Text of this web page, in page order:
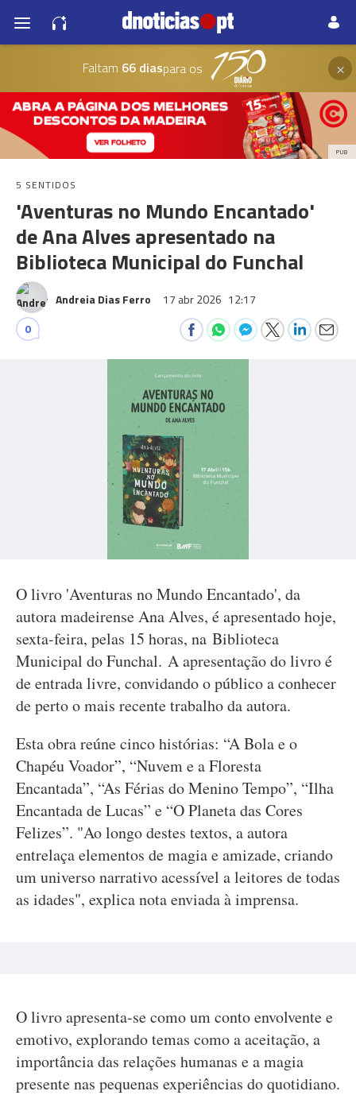
Faltam 66 diaspara os ×
PUB
5 SENTIDOS
'Aventuras no Mundo Encantado'
de Ana Alves apresentado na
Biblioteca Municipal do Funchal
Andreia Dias Ferro 17 abr 2026 12:17
0
O livro 'Aventuras no Mundo Encantado', da
autora madeirense Ana Alves, é apresentado hoje,
sexta-feira, pelas 15 horas, na Biblioteca
Municipal do Funchal. A apresentação do livro é
de entrada livre, convidando o público a conhecer
de perto o mais recente trabalho da autora.
Esta obra reúne cinco histórias: “A Bola e o
Chapéu Voador”, “Nuvem e a Floresta
Encantada”, “As Férias do Menino Tempo”, “Ilha
Encantada de Lucas” e “O Planeta das Cores
Felizes”. "Ao longo destes textos, a autora
entrelaça elementos de magia e amizade, criando
um universo narrativo acessível a leitores de todas
as idades", explica nota enviada à imprensa.
O livro apresenta-se como um conto envolvente e
emotivo, explorando temas como a aceitação, a
importância das relações humanas e a magia
presente nas pequenas experiências do quotidiano.